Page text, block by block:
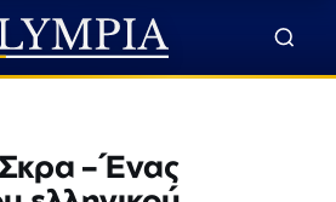
– Ένας